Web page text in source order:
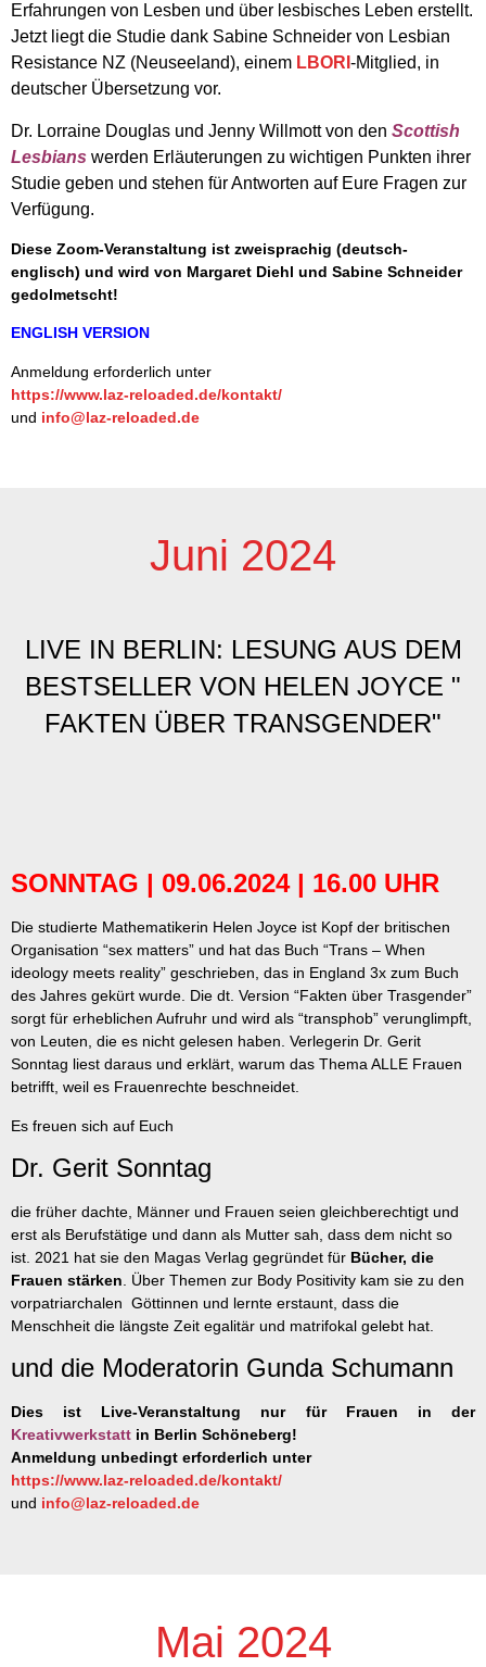
Erfahrungen von Lesben und über lesbisches Leben erstellt.
Jetzt liegt die Studie dank Sabine Schneider von Lesbian
Resistance NZ (Neuseeland), einem LBORI -Mitglied, in
deutscher Übersetzung vor.
Dr. Lorraine Douglas und Jenny Willmottvon den Scottish
Lesbians werden Erläuterungen zu wichtigen Punkten ihrer
Studie geben und stehen für Antworten auf Eure Fragen zur
Verfügung.
Diese Zoom-Veranstaltung ist zweisprachig (deutsch-
englisch) und wird von Margaret Diehl und Sabine Schneider
gedolmetscht!
ENGLISH VERSION
Anmeldung erforderlich unter
https://www.laz-reloaded.de/kontakt/
und info@laz-reloaded.de
Juni 2024​
LIVE IN BERLIN: LESUNG AUS DEM
BESTSELLER VON HELEN JOYCE "
FAKTEN ÜBER TRANSGENDER"
SONNTAG | 09.06.2024 | 16.00 UHR
Die studierte Mathematikerin Helen Joyce ist Kopf der britischen
Organisation “sex matters” und hat das Buch “Trans – When
ideology meets reality” geschrieben, das in England 3x zum Buch
des Jahres gekürt wurde. Die dt. Version “Fakten über Trasgender”
sorgt für erheblichen Aufruhr und wird als “transphob” verunglimpft,
von Leuten, die es nicht gelesen haben. Verlegerin Dr. Gerit
Sonntag liest daraus und erklärt, warum das Thema ALLE Frauen
betrifft, weil es Frauenrechte beschneidet.
Es freuen sich auf Euch
Dr. Gerit Sonntag
die früher dachte, Männer und Frauen seien gleichberechtigt und
erst als Berufstätige und dann als Mutter sah, dass dem nicht so
ist. 2021 hat sie den Magas Verlag gegründet für Bücher, die
Frauen stärken . Über Themen zur Body Positivity kam sie zu den
vorpatriarchalen Göttinnen und lernte erstaunt, dass die
Menschheit die längste Zeit egalitär und matrifokal gelebt hat.
und die Moderatorin Gunda Schumann
Dies ist Live-Veranstaltung nur für Frauen in der
Kreativwerkstatt in Berlin Schöneberg!
Anmeldung unbedingt erforderlich unter
https://www.laz-reloaded.de/kontakt/
und info@laz-reloaded.de
Mai 2024